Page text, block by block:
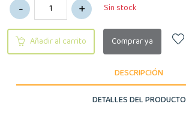
Sin stock
Añadir al carrito Comprar ya
DESCRIPCIÓN
DETALLES DEL PRODUCTO